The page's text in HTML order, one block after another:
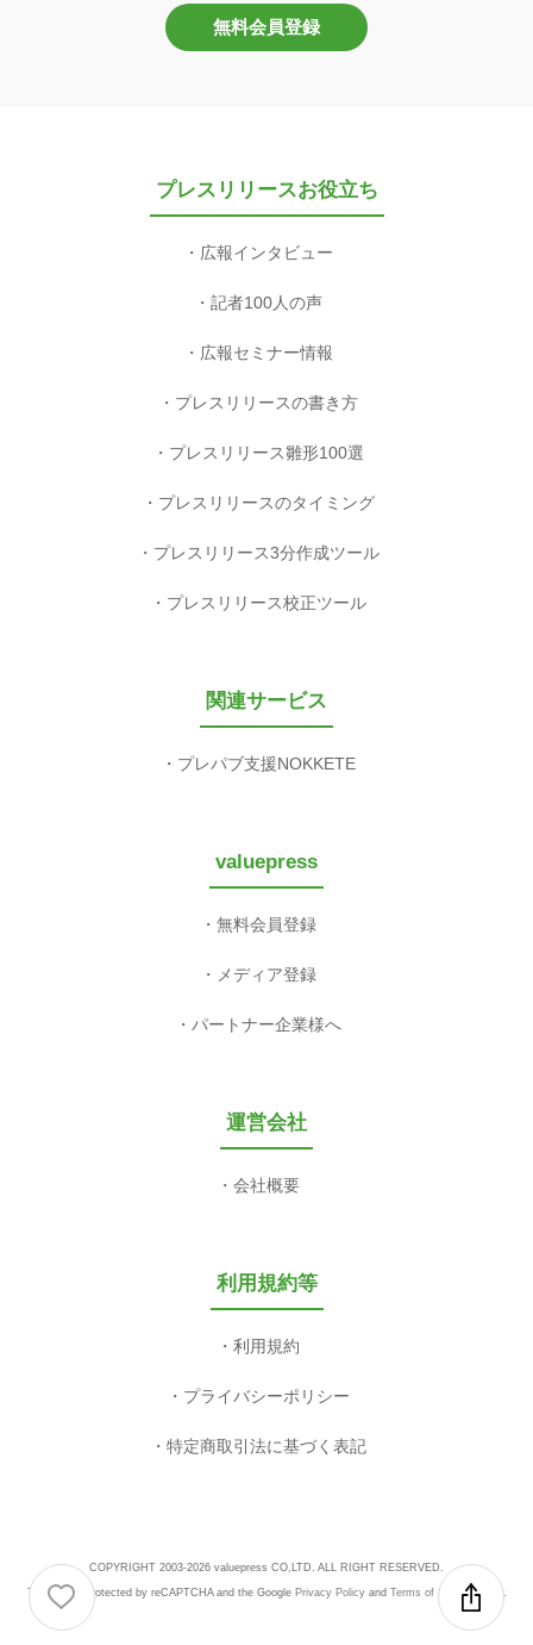
無料会員登録
プレスリリースお役立ち
広報インタビュー
記者100人の声
広報セミナー情報
プレスリリースの書き方
プレスリリース雛形100選
プレスリリースのタイミング
プレスリリース3分作成ツール
プレスリリース校正ツール
関連サービス
プレパブ支援NOKKETE
valuepress
無料会員登録
メディア登録
パートナー企業様へ
運営会社
会社概要
利用規約等
利用規約
プライバシーポリシー
特定商取引法に基づく表記
COPYRIGHT 2003-2026 valuepress CO,LTD. ALL RIGHT RESERVED.
This site is protected by reCAPTCHA and the Google Privacy Policyand Terms of Serviceapply.